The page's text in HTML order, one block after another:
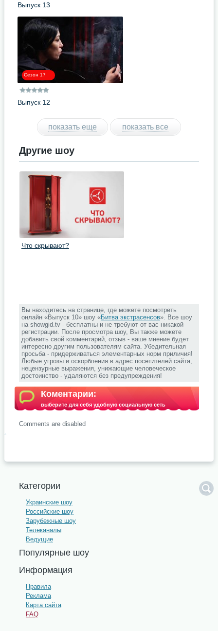
Выпуск 13
Сезон 17
Выпуск 12
показать еще показать все
Другие шоу
Что скрывают?
Вы находитесь на странице, где можете посмотреть
онлайн «Выпуск 10» шоу «Битва экстрасенсов». Все шоу
на showgid.tv - бесплатны и не требуют от вас никакой
регистрации. После просмотра шоу, Вы также можете
добавить свой комментарий, отзыв - ваше мнение будет
интересно другим пользователям сайта. Убедительная
просьба - придерживаться элементарных норм приличия!
Любые угрозы и оскорбления в адрес посетителей сайта,
нецензурные выражения, унижающие человеческое
достоинство - удаляются без предупреждения!
Коментарии:
выберите для себя удобную социальную сеть
Comments are disabled
.
Категории
Украинские шоу
Российские шоу
Зарубежные шоу
Телеканалы
Ведущие
Популярные шоу
Информация
Правила
Реклама
Карта сайта
FAQ